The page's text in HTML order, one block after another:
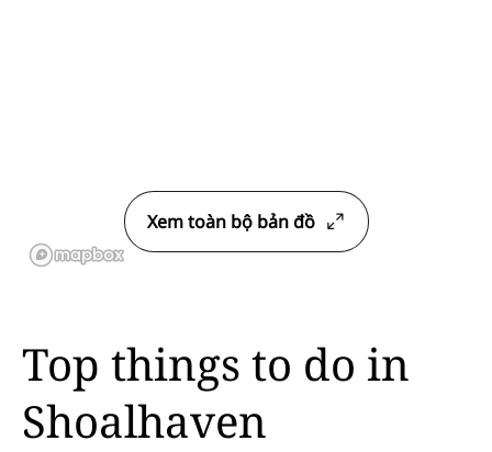
Xem toàn bộ bản đồ
Top things to do in
Shoalhaven